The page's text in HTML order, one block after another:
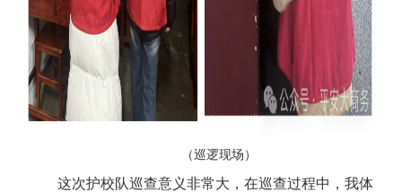
（巡逻现场）
这次护校队巡查意义非常大，在巡查过程中，我体